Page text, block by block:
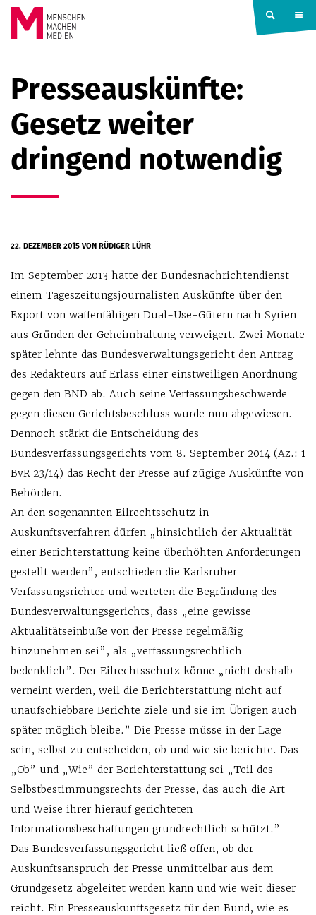
Springe zum Inhalt
MACHEN
MEDIEN
Presseauskünfte:
Gesetz weiter
dringend notwendig
22. DEZEMBER 2015VON RÜDIGER LÜHR
Im September 2013 hatte der Bundesnachrichtendienst
einem Tageszeitungsjournalisten Auskünfte über den
Export von waffenfähigen Dual-Use-Gütern nach Syrien
aus Gründen der Geheimhaltung verweigert. Zwei Monate
später lehnte das Bundesverwaltungsgericht den Antrag
des Redakteurs auf Erlass einer einstweiligen Anordnung
gegen den BND ab. Auch seine Verfassungsbeschwerde
gegen diesen Gerichtsbeschluss wurde nun abgewiesen.
Dennoch stärkt die Entscheidung des
Bundesverfassungsgerichts vom 8. September 2014 (Az.: 1
BvR 23/14) das Recht der Presse auf zügige Auskünfte von
Behörden.
An den sogenannten Eilrechtsschutz in
Auskunftsverfahren dürfen „hinsichtlich der Aktualität
einer Berichterstattung keine überhöhten Anforderungen
gestellt werden”, entschieden die Karlsruher
Verfassungsrichter und werteten die Begründung des
Bundesverwaltungsgerichts, dass „eine gewisse
Aktualitätseinbuße von der Presse regelmäßig
hinzunehmen sei”, als „verfassungsrechtlich
bedenklich”. Der Eilrechtsschutz könne „nicht deshalb
verneint werden, weil die Berichterstattung nicht auf
unaufschiebbare Berichte ziele und sie im Übrigen auch
später möglich bleibe.” Die Presse müsse in der Lage
sein, selbst zu entscheiden, ob und wie sie berichte. Das
„Ob” und „Wie” der Berichterstattung sei „Teil des
Selbstbestimmungsrechts der Presse, das auch die Art
und Weise ihrer hierauf gerichteten
Informationsbeschaffungen grundrechtlich schützt.”
Das Bundesverfassungsgericht ließ offen, ob der
Auskunftsanspruch der Presse unmittelbar aus dem
Grundgesetz abgeleitet werden kann und wie weit dieser
reicht. Ein Presseauskunftsgesetz für den Bund, wie es